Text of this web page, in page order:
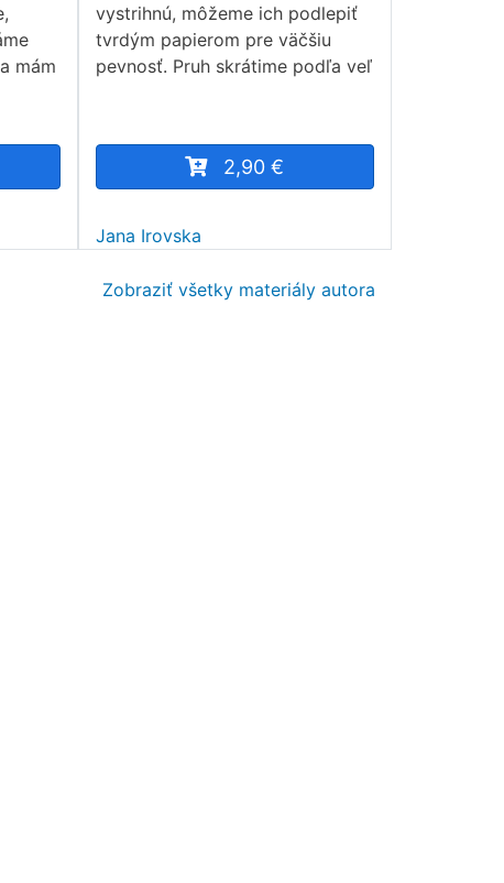
mám
vystrihnú, môžeme ich podlepiť
tvrdým papierom pre väčšiu
pevnosť. Pruh skrátime podľa veľ
2,90 €
Jana Irovska
Zobraziť všetky materiály autora